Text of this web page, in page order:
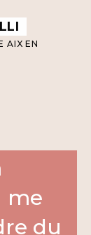
AIX EN
me
du